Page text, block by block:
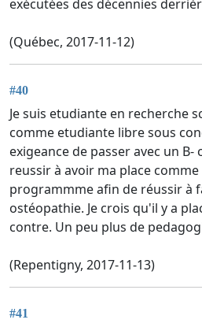
exécutées des décennies
(Québec, 2017-11-12)
#40
Je suis etudiante en recherche
comme etudiante libre sous
exigeance de passer avec un
reussir à avoir ma place
programmme afin de réussir à
ostéopathie. Je crois qu'il y a
contre. Un peu plus de
(Repentigny, 2017-11-13)
#41